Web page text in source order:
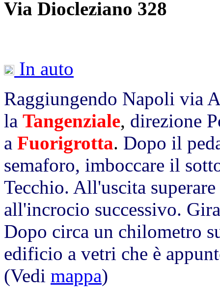
Via Diocleziano 328
In auto
Raggiungendo Napoli via
la Tangenziale, direzione
a Fuorigrotta. Dopo il
semaforo, imboccare il
Tecchio. All'uscita
all'incrocio successivo.
Dopo circa un chilometro
edificio a vetri che è
(Vedi mappa)